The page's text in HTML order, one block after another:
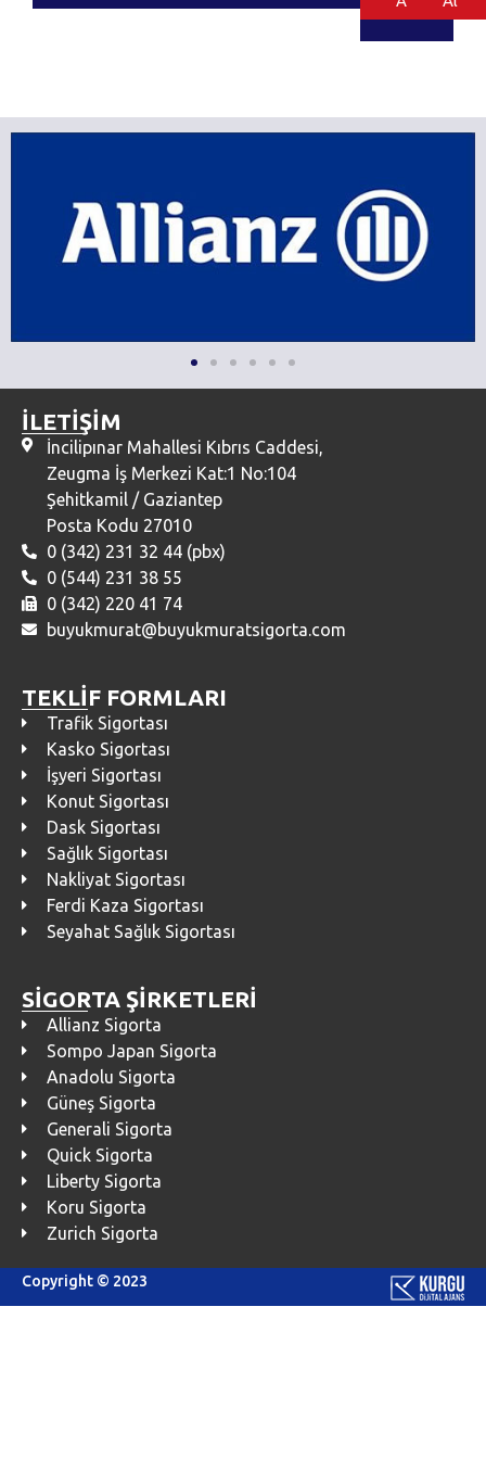
İLETİŞİM
İncilipınar Mahallesi Kıbrıs Caddesi,
Zeugma İş Merkezi Kat:1 No:104
Şehitkamil / Gaziantep
Posta Kodu 27010
0 (342) 231 32 44 (pbx)
0 (544) 231 38 55
0 (342) 220 41 74
buyukmurat@buyukmuratsigorta.com
TEKLİF FORMLARI
Trafik Sigortası
Kasko Sigortası
İşyeri Sigortası
Konut Sigortası
Dask Sigortası
Sağlık Sigortası
Nakliyat Sigortası
Ferdi Kaza Sigortası
Seyahat Sağlık Sigortası
SİGORTA ŞİRKETLERİ
Allianz Sigorta
Sompo Japan Sigorta
Anadolu Sigorta
Güneş Sigorta
Generali Sigorta
Quick Sigorta
Liberty Sigorta
Koru Sigorta
Zurich Sigorta
Copyright © 2023